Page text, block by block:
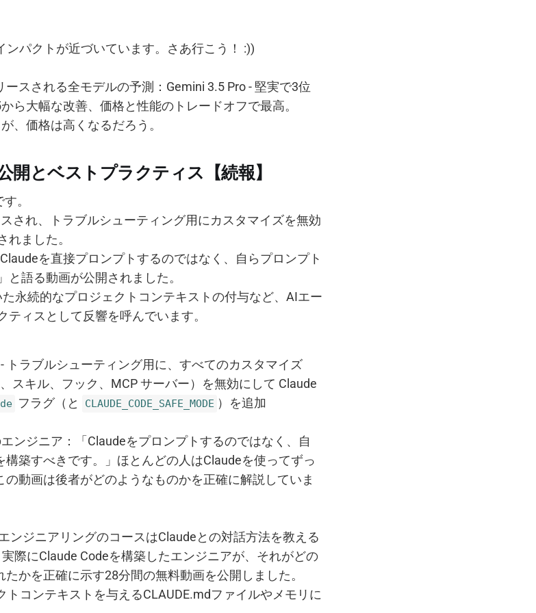
ンパクトが近づいています。さあ行こう！ :))
ースされる全モデルの予測：Gemini 3.5 Pro - 堅実で3位
ら大幅な改善、価格と性能のトレードオフで最高。
、価格は高くなるだろう。
開とベストプラクティス【続報】
。
され、トラブルシューティング用にカスタマイズを無効
れました。
を直接プロンプトするのではなく、自らプロンプト
語る動画が公開されました。
永続的なプロジェクトコンテキストの付与など、AIエー
ティスとして反響を呼んでいます。
トラブルシューティング用に、すべてのカスタマイズ
スキル、フック、MCP サーバー）を無効にして Claude
フラグ（と CLAUDE_CODE_SAFE_MODE ）を追加
ンジニア：「Claudeをプロンプトするのではなく、自
構築すべきです。」ほとんどの人はClaudeを使ってずっ
の動画は後者がどのようなものかを正確に解説していま
ンジニアリングのコースはClaudeとの対話方法を教える
際にClaude Codeを構築したエンジニアが、それがどの
かを正確に示す28分間の無料動画を公開しました。
トコンテキストを与えるCLAUDE.mdファイルやメモリに